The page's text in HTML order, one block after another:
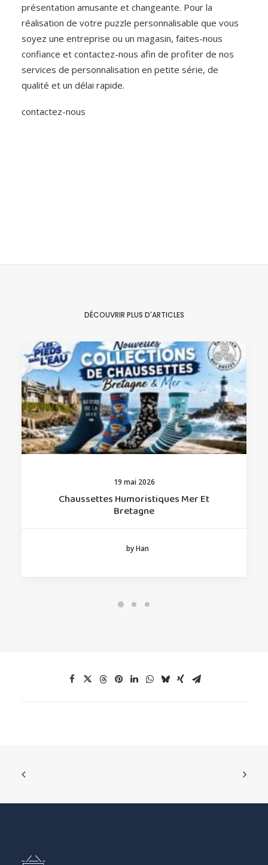
présentation amusante et changeante. Pour la
réalisation de votre puzzle personnalisable que vous
soyez une entreprise ou un magasin, faites-nous
confiance et contactez-nous afin de profiter de nos
services de personnalisation en petite série, de
qualité et un délai rapide.
contactez-nous
DÉCOUVRIR PLUS D'ARTICLES
19 mai 2026
Chaussettes Humoristiques Mer Et
Bretagne
by Han